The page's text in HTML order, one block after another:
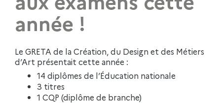
année !
Le GRETA de la Création, du Design et des Métiers
d’Art présentait cette année :
14 diplômes de l’Éducation nationale
3 titres
1 CQP (diplôme de branche)